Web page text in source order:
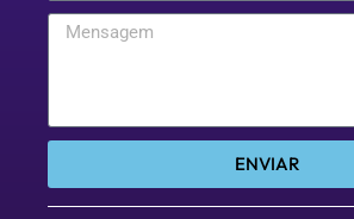
ENVIAR